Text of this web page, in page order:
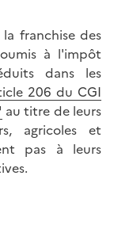
franchise des
à l'impôt
dans les
206 du CGI
au titre de leurs
agricoles et
pas à leurs